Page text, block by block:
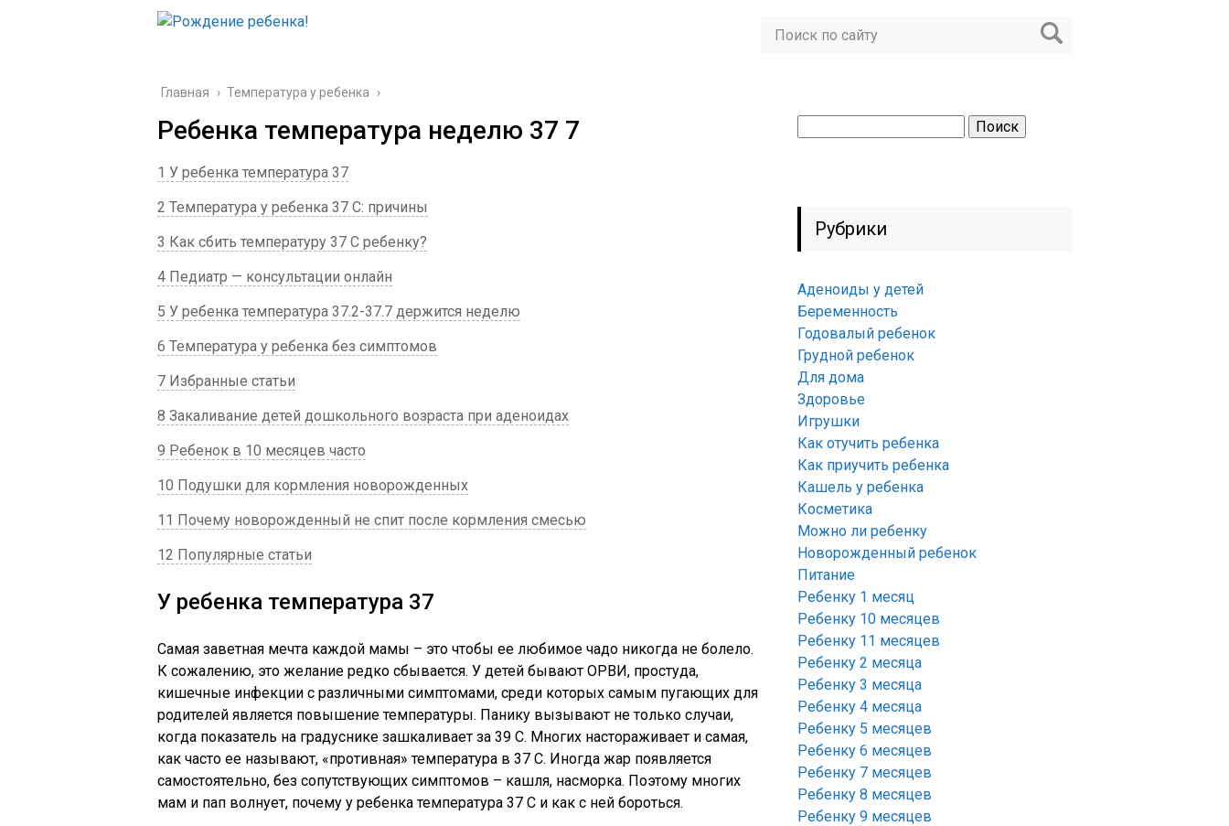
Главная › Температура у ребенка ›
Ребенка температура неделю 37 7
1 У ребенка температура 37
2 Температура у ребенка 37 С: причины
3 Как сбить температуру 37 С ребенку?
4 Педиатр — консультации онлайн
5 У ребенка температура 37.2-37.7 держится неделю
6 Температура у ребенка без симптомов
7 Избранные статьи
8 Закаливание детей дошкольного возраста при аденоидах
9 Ребенок в 10 месяцев часто
10 Подушки для кормления новорожденных
11 Почему новорожденный не спит после кормления смесью
12 Популярные статьи
У ребенка температура 37
Самая заветная мечта каждой мамы – это чтобы ее любимое чадо никогда не болело.
К сожалению, это желание редко сбывается. У детей бывают ОРВИ, простуда,
кишечные инфекции с различными симптомами, среди которых самым пугающих для
родителей является повышение температуры. Панику вызывают не только случаи,
когда показатель на градуснике зашкаливает за 39 С. Многих настораживает и самая,
как часто ее называют, «противная» температура в 37 С. Иногда жар появляется
самостоятельно, без сопутствующих симптомов – кашля, насморка. Поэтому многих
мам и пап волнует, почему у ребенка температура 37 С и как с ней бороться.
Рубрики
Аденоиды у детей
Беременность
Годовалый ребенок
Грудной ребенок
Для дома
Здоровье
Игрушки
Как отучить ребенка
Как приучить ребенка
Кашель у ребенка
Косметика
Можно ли ребенку
Новорожденный ребенок
Питание
Ребенку 1 месяц
Ребенку 10 месяцев
Ребенку 11 месяцев
Ребенку 2 месяца
Ребенку 3 месяца
Ребенку 4 месяца
Ребенку 5 месяцев
Ребенку 6 месяцев
Ребенку 7 месяцев
Ребенку 8 месяцев
Ребенку 9 месяцев